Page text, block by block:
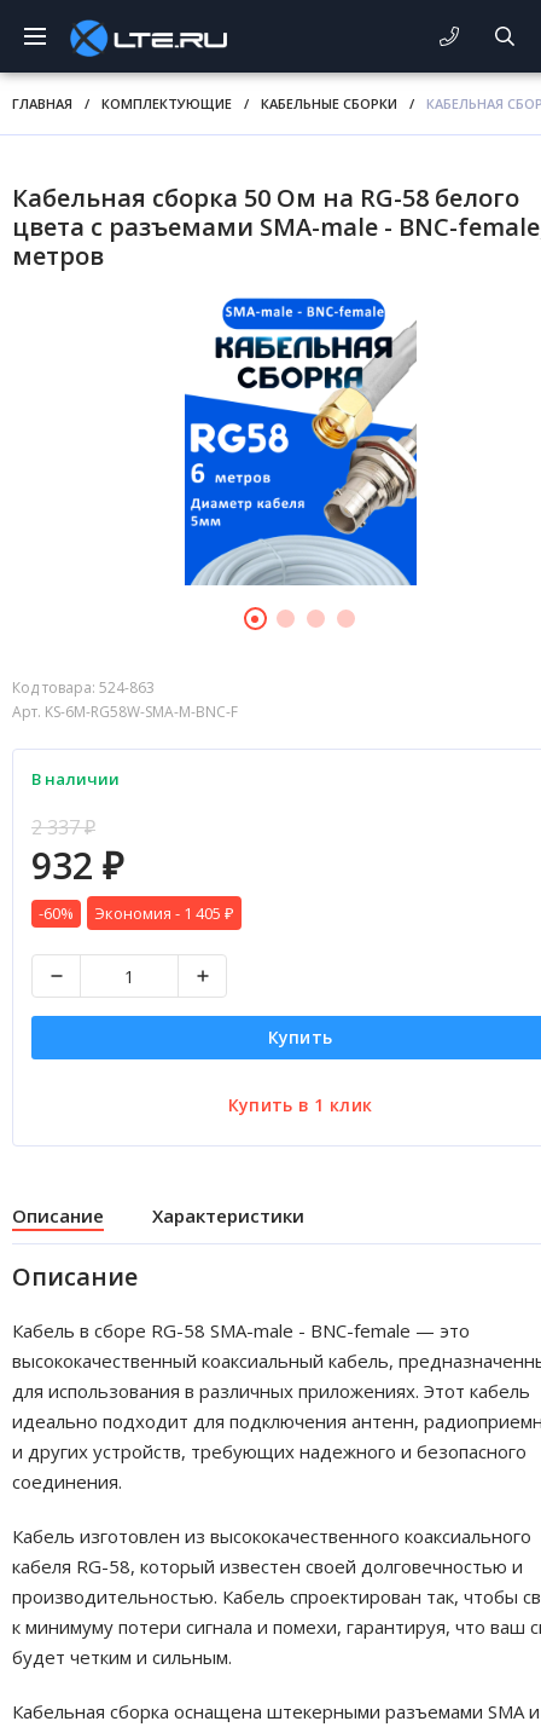
ГЛАВНАЯ / КОМПЛЕКТУЮЩИЕ / КАБЕЛЬНЫЕ СБОРКИ / КАБЕЛЬНАЯ
Кабельная сборка 50 Ом на RG-58 белого
цвета с разъемами SMA-male - BNC-
метров
Код товара: 524-863
Арт. KS-6M-RG58W-SMA-M-BNC-F
В наличии
2 337₽
932 ₽
-60% Экономия - 1 405 ₽
Купить
Описание Характеристики
Описание
Кабель в сборе RG-58 SMA-male - BNC-female — это
высококачественный коаксиальный кабель,
для использования в различных приложениях. Этот кабель
идеально подходит для подключения антенн,
и других устройств, требующих надежного и безопасного
соединения.
Кабель изготовлен из высококачественного коаксиального
кабеля RG-58, который известен своей долговечностью и
производительностью. Кабель спроектирован так, чтобы
к минимуму потери сигнала и помехи, гарантируя, что ваш
будет четким и сильным.
Кабельная сборка оснащена штекерными разъемами SMA и